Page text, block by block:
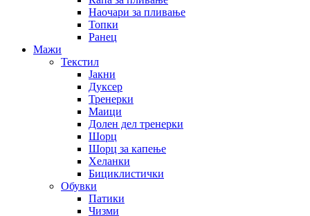
Наочари за пливање
Топки
Ранец
Мажи
Текстил
Јакни
Дуксер
Тренерки
Маици
Долен дел тренерки
Шорц
Шорц за капење
Хеланки
Бициклистички
Обувки
Патики
Чизми